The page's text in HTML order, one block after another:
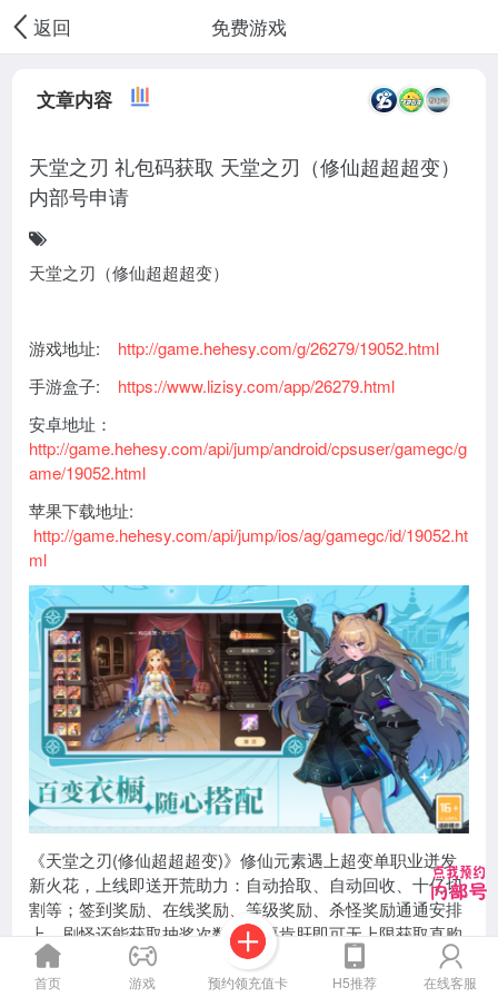
返回 免费游戏
首页 游戏 预约领充值卡 H5推荐 在线客服
文章内容
天堂之刃 礼包码获取 天堂之刃（修仙超超超变）
内部号申请
天堂之刃（修仙超超超变）
游戏地址: http://game.hehesy.com/g/26279/19052.html
手游盒子: https://www.lizisy.com/app/26279.html
安卓地址：
http://game.hehesy.com/api/jump/android/cpsuser/gamegc/g
ame/19052.html
苹果下载地址:
http://game.hehesy.com/api/jump/ios/ag/gamegc/id/19052.ht
ml
《天堂之刃(修仙超超超变)》修仙元素遇上超变单职业迸发
新火花，上线即送开荒助力：自动拾取、自动回收、十亿切
割等；签到奖励、在线奖励、等级奖励、杀怪奖励通通安排
上，刷怪还能获取抽奖次数，只要肯肝即可无上限获取直购
币。守御天罡、御天战魂、群切神技等多种玩法系统等待探
索，激战沙城必不可少，大道修行铸就新传奇，快来加入不